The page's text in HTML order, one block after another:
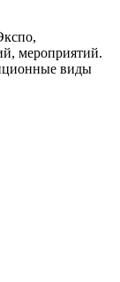
мероприятий.
виды